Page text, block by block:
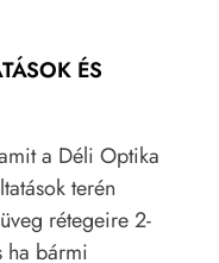
ÉS
a Déli Optika
terén
rétegeire 2-
ha bármi